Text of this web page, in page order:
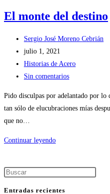
El monte del destino
Autor
de
la
entrada:
Sergio José Moreno Cebrián
Publicación
de
la
julio 1, 2021
Categoría
de
entrada:
Historias de Acero
Comentarios
Sin comentarios
Pido disculpas por adelantado por lo
tan sólo de elucubraciones mías
que no…
Continuar leyendoEl
destino
Entradas recientes